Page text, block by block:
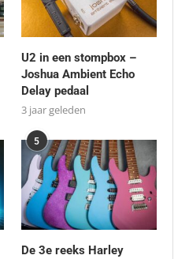
U2 in een stompbox –
Joshua Ambient Echo
Delay pedaal
3 jaar geleden
5
De 3e reeks Harley